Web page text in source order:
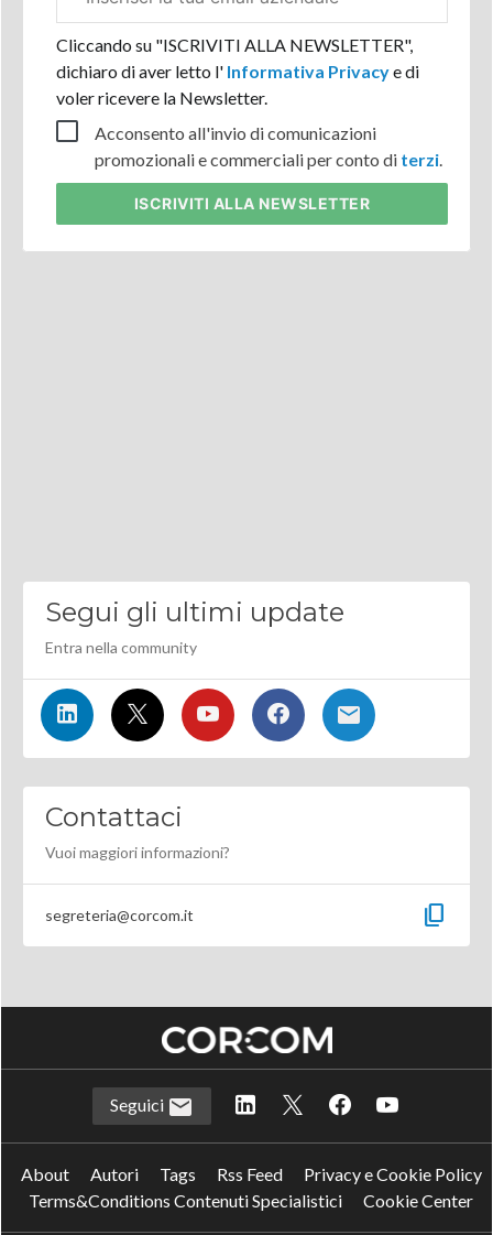
aziendale
Cliccando su "ISCRIVITI ALLA NEWSLETTER",
dichiaro di aver letto l'Informativa Privacye di
voler ricevere la Newsletter.
Acconsento all'invio di comunicazioni
promozionali e commerciali per conto di terzi.
ISCRIVITI ALLA NEWSLETTER
Segui gli ultimi update
Entra nella community
Contattaci
Vuoi maggiori informazioni?
segreteria@corcom.it content_copy
Seguici
About Autori Tags Rss Feed
Privacy e Cookie Policy
Terms&Conditions Contenuti Specialistici
Cookie Center